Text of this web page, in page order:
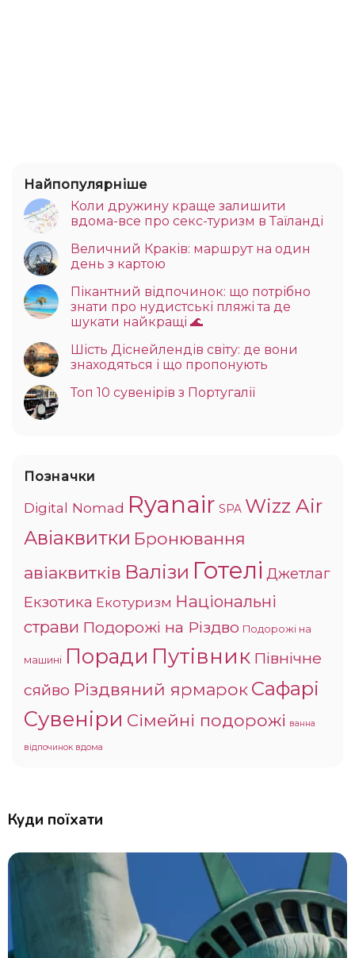
Найпопулярніше
Коли дружину краще залишити
вдома-все про секс-туризм в Таїланді
Величний Краків: маршрут на один
день з картою
Пікантний відпочинок: що потрібно
знати про нудистські пляжі та де
шукати найкращі 🌊
Шість Діснейлендів світу: де вони
знаходяться і що пропонують
Топ 10 сувенірів з Португалії
Позначки
Digital Nomad Ryanair SPA Wizz Air
Авіаквитки Бронювання
авіаквитків Валізи Готелі Джетлаг
Екзотика Екотуризм Національні
страви Подорожі на Різдво Подорожі на
машині Поради Путівник Північне
сяйво Різдвяний ярмарокСафарі
Сувеніри Сімейні подорожі ванна
відпочинок вдома
Куди поїхати